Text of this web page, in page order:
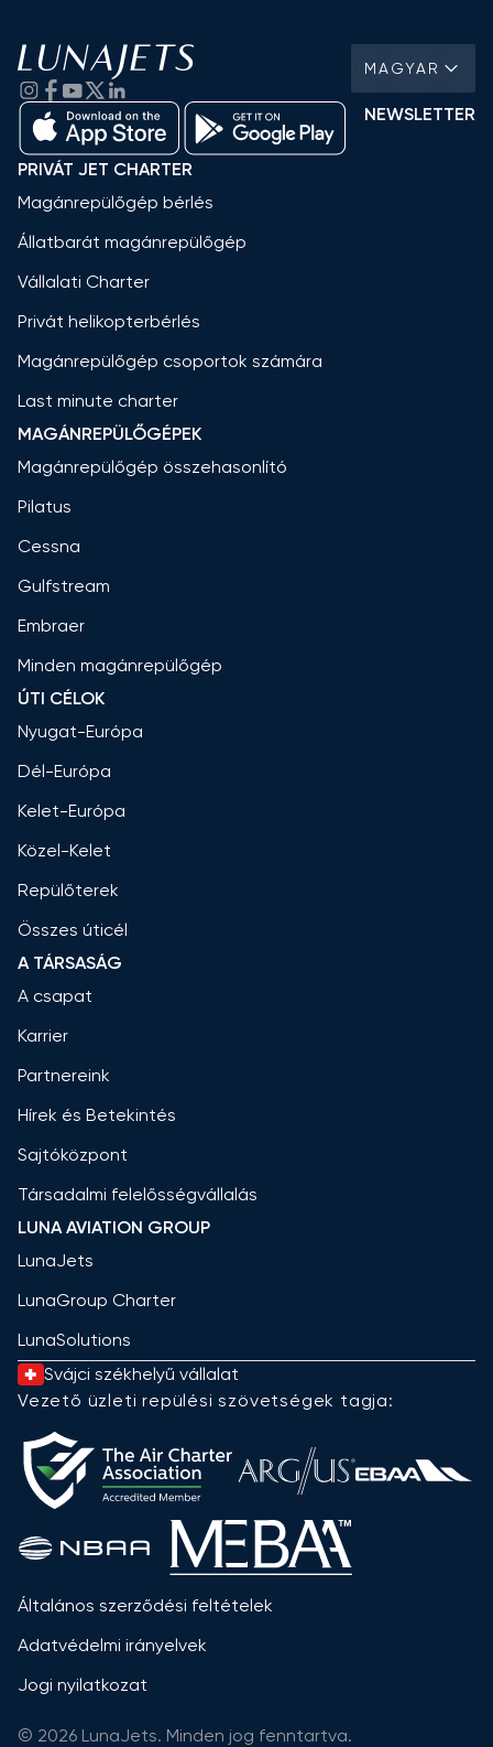
MAGYAR
NEWSLETTER
PRIVÁT JET CHARTER
Magánrepülőgép bérlés
Állatbarát magánrepülőgép
Vállalati Charter
Privát helikopterbérlés
Magánrepülőgép csoportok számára
Last minute charter
MAGÁNREPÜLŐGÉPEK
Magánrepülőgép összehasonlító
Pilatus
Cessna
Gulfstream
Embraer
Minden magánrepülőgép
ÚTI CÉLOK
Nyugat-Európa
Dél-Európa
Kelet-Európa
Közel-Kelet
Repülőterek
Összes úticél
A TÁRSASÁG
A csapat
Karrier
Partnereink
Hírek és Betekintés
Sajtóközpont
Társadalmi felelősségvállalás
LUNA AVIATION GROUP
LunaJets
LunaGroup Charter
LunaSolutions
Svájci székhelyű vállalat
Vezető üzleti repülési szövetségek tagja:
Általános szerződési feltételek
Adatvédelmi irányelvek
Jogi nyilatkozat
© 2026 LunaJets. Minden jog fenntartva.